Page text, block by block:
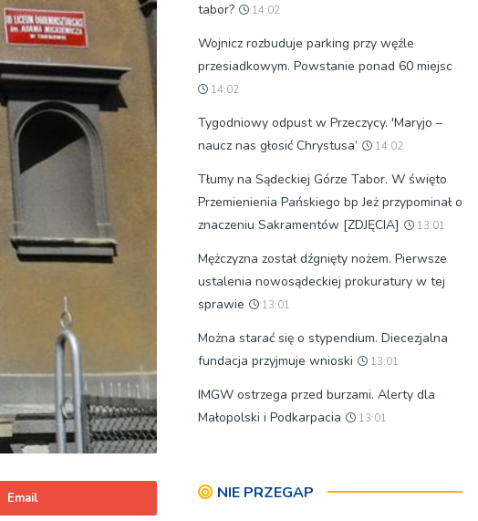
Email
tabor?
14:02
Wojnicz rozbuduje parking przy węźle
przesiadkowym. Powstanie ponad 60 miejsc
14:02
Tygodniowy odpust w Przeczycy. 'Maryjo –
naucz nas głosić Chrystusa’
14:02
Tłumy na Sądeckiej Górze Tabor. W święto
Przemienienia Pańskiego bp Jeż przypominał o
znaczeniu Sakramentów [ZDJĘCIA]
13:01
Mężczyzna został dźgnięty nożem. Pierwsze
ustalenia nowosądeckiej prokuratury w tej
sprawie
13:01
Można starać się o stypendium. Diecezjalna
fundacja przyjmuje wnioski
13:01
IMGW ostrzega przed burzami. Alerty dla
Małopolski i Podkarpacia
13:01
NIE PRZEGAP